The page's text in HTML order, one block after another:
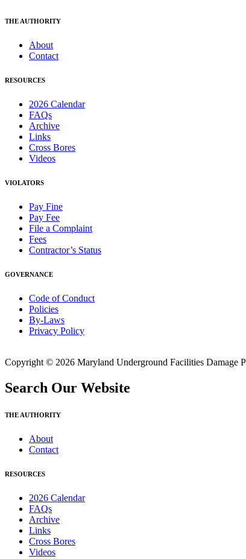
THE AUTHORITY
About
Contact
RESOURCES
2026 Calendar
FAQs
Archive
Links
Cross Bores
Videos
VIOLATORS
Pay Fine
Pay Fee
File a Complaint
Fees
Contractor’s Status
GOVERNANCE
Code of Conduct
Policies
By-Laws
Privacy Policy
Copyright © 2026 Maryland Underground Facilities Damage
Search Our Website
THE AUTHORITY
About
Contact
RESOURCES
2026 Calendar
FAQs
Archive
Links
Cross Bores
Videos